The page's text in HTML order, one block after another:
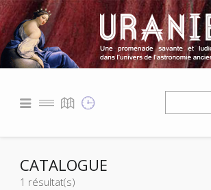
CATALOGUE
1 résultat(s)